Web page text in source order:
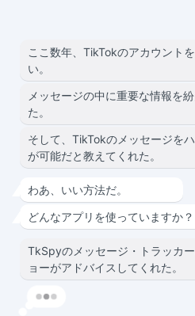
ここ数年、TikTokのアカウント
い。
メッセージの中に重要な情報を
た。
そして、TikTokのメッセージを
が可能だと教えてくれた。
わあ、いい方法だ。
どんなアプリを使っていますか？
TkSpyのメッセージ・トラッカ
ョーがアドバイスしてくれた。